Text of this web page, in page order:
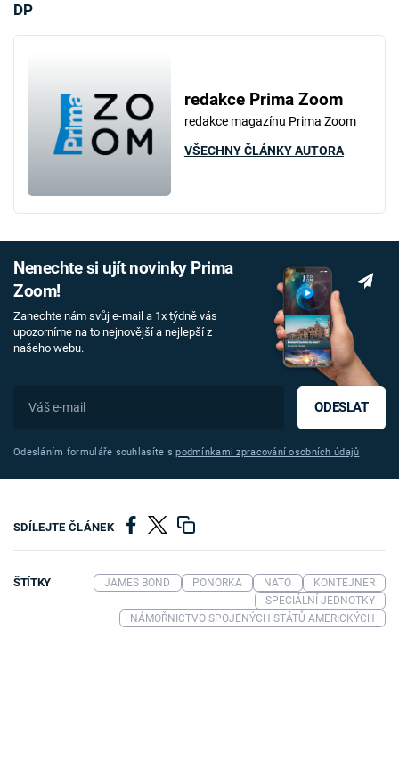
DP
redakce Prima Zoom
redakce magazínu Prima Zoom
VŠECHNY ČLÁNKY AUTORA
Nenechte si ujít novinky Prima
Zoom!
Zanechte nám svůj e-mail a 1x týdně vás
upozorníme na to nejnovější a nejlepší z
našeho webu.
ODESLAT
Odesláním formuláře souhlasíte spodmínkami zpracování osobních údajů
SDÍLEJTE ČLÁNEK
ŠTÍTKY JAMES BOND PONORKA NATO
KONTEJNER
SPECIÁLNÍ JEDNOTKY
NÁMOŘNICTVO SPOJENÝCH STÁTŮ AMERICKÝCH